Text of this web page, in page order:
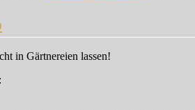
in Gärtnereien lassen!